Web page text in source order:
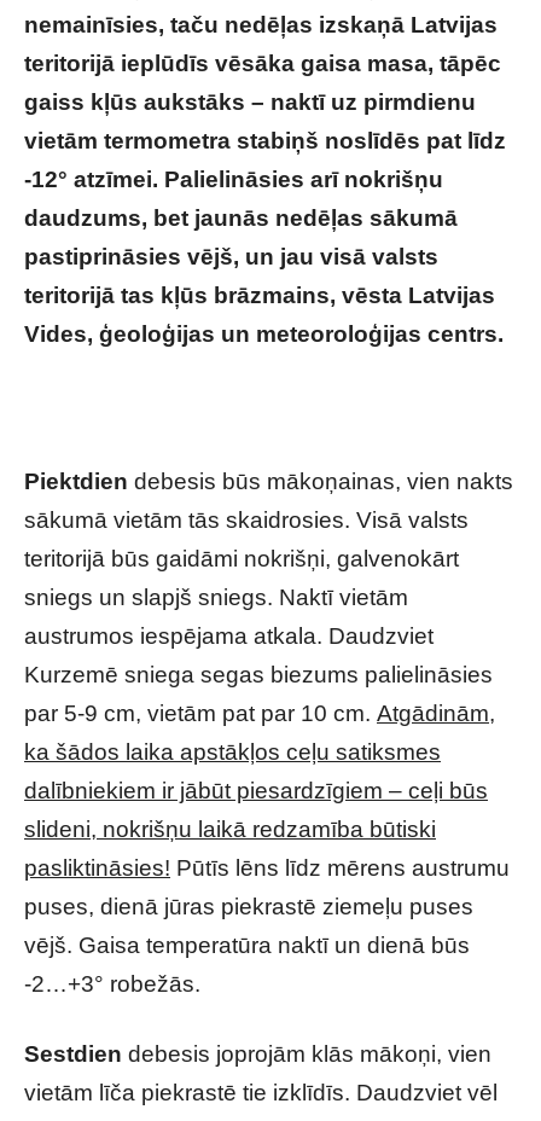
nemainīsies, taču nedēļas izskaņā Latvijas
teritorijā ieplūdīs vēsāka gaisa masa, tāpēc
gaiss kļūs aukstāks – naktī uz pirmdienu
vietām termometra stabiņš noslīdēs pat līdz
-12° atzīmei. Palielināsies arī nokrišņu
daudzums, bet jaunās nedēļas sākumā
pastiprināsies vējš, un jau visā valsts
teritorijā tas kļūs brāzmains, vēsta Latvijas
Vides, ģeoloģijas un meteoroloģijas centrs.
Piektdien debesis būs mākoņainas, vien nakts
sākumā vietām tās skaidrosies. Visā valsts
teritorijā būs gaidāmi nokrišņi, galvenokārt
sniegs un slapjš sniegs. Naktī vietām
austrumos iespējama atkala. Daudzviet
Kurzemē sniega segas biezums palielināsies
par 5-9 cm, vietām pat par 10 cm. Atgādinām,
ka šādos laika apstākļos ceļu satiksmes
dalībniekiem ir jābūt piesardzīgiem – ceļi būs
slideni, nokrišņu laikā redzamība būtiski
pasliktināsies! Pūtīs lēns līdz mērens austrumu
puses, dienā jūras piekrastē ziemeļu puses
vējš. Gaisa temperatūra naktī un dienā būs
-2…+3° robežās.
Sestdien debesis joprojām klās mākoņi, vien
vietām līča piekrastē tie izklīdīs. Daudzviet vēl